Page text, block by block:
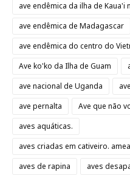
ave endêmica da ilha de Kaua'i
ave endêmica de Madagascar
ave endêmica do centro do
Ave ko'ko da Ilha de Guam
ave nacional de Uganda
ave pernalta
Ave que não
aves aquáticas.
aves criadas em cativeiro.
aves de rapina
aves